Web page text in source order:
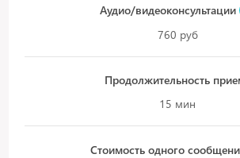
Аудио/видеоконсультации
760 руб
Продолжительность
15 мин
Стоимость одного